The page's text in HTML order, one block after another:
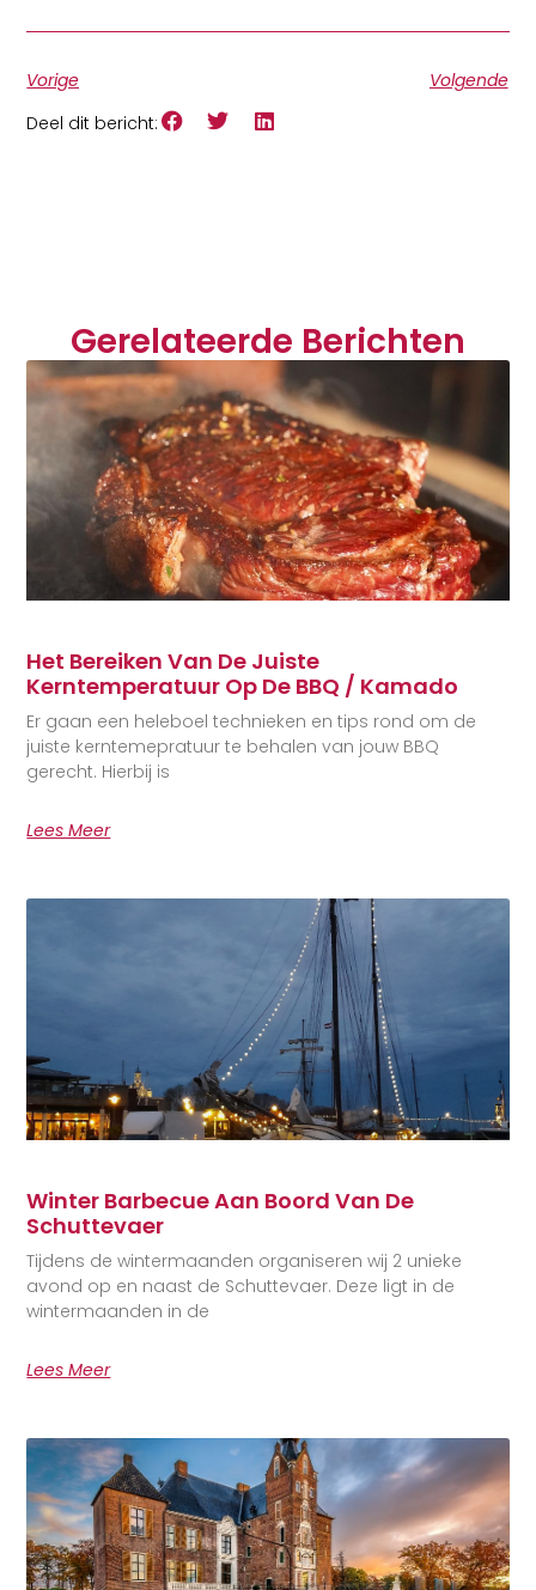
Vorige
Volgende
Deel dit bericht:
Gerelateerde Berichten
Het Bereiken Van De Juiste
Kerntemperatuur Op De BBQ / Kamado
Er gaan een heleboel technieken en tips rond om de
juiste kerntemepratuur te behalen van jouw BBQ
gerecht. Hierbij is
Lees Meer
Winter Barbecue Aan Boord Van De
Schuttevaer
Tijdens de wintermaanden organiseren wij 2 unieke
avond op en naast de Schuttevaer. Deze ligt in de
wintermaanden in de
Lees Meer